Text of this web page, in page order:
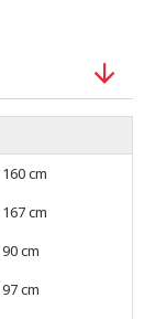
160 cm
167 cm
90 cm
97 cm